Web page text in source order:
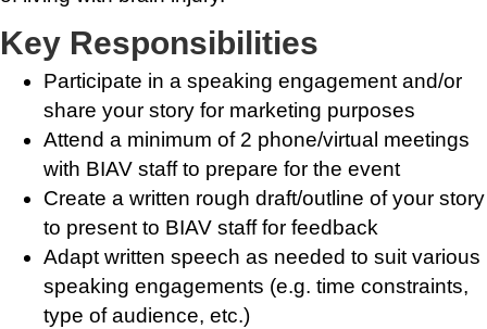
Key Responsibilities
Participate in a speaking engagement and/or
share your story for marketing purposes
Attend a minimum of 2 phone/virtual meetings
with BIAV staff to prepare for the event
Create a written rough draft/outline of your story
to present to BIAV staff for feedback
Adapt written speech as needed to suit various
speaking engagements (e.g. time constraints,
type of audience, etc.)